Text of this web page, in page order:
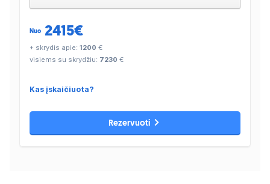
Nuo 2415€
+ skrydis apie: 1200 €
visiems su skrydžiu: 7230 €
Kas įskaičiuota?
Rezervuoti